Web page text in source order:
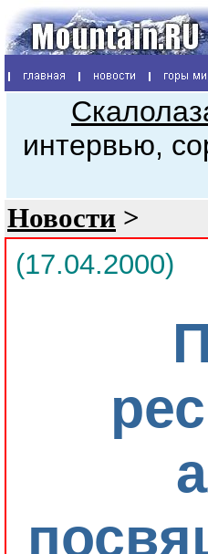
интервью,
Новости >
(17.04.2000)